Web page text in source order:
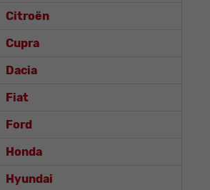
Citroën
Cupra
Dacia
Fiat
Ford
Honda
Hyundai